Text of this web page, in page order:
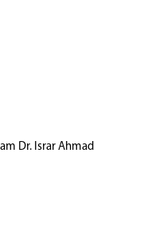
Dr. Israr Ahmad